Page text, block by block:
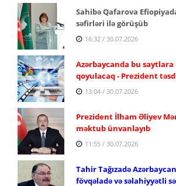
Sahibə Qafarova
səfirləri ilə görüşüb
16:32 / 30.07.2026
Azərbaycanda bu
qoyulacaq - Prezident
13:04 / 30.07.2026
Prezident İlham Əliyev
məktub ünvanlayıb
11:55 / 30.07.2026
Tahir Tağızadə
fövqəladə və səlahiyyətli